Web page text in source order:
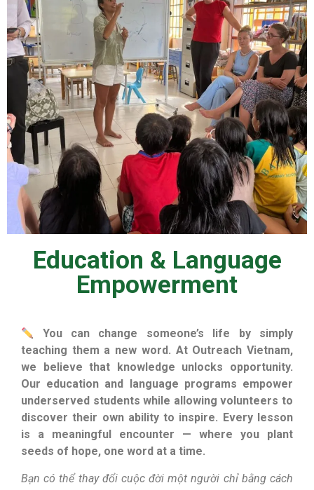
Education & Language
Empowerment
You can change someone’s life by simply
teaching them a new word. At Outreach Vietnam,
we believe that knowledge unlocks opportunity.
Our education and language programs empower
underserved students while allowing volunteers to
discover their own ability to inspire. Every lesson
is a meaningful encounter — where you plant
seeds of hope, one word at a time.
Bạn có thể thay đổi cuộc đời một người chỉ bằng cách